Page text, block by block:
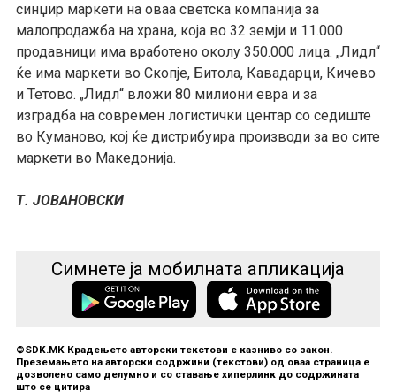
синџир маркети на оваа светска компанија за
малопродажба на храна, која во 32 земји и 11.000
продавници има вработено околу 350.000 лица. „Лидл“
ќе има маркети во Скопје, Битола, Кавадарци, Кичево
и Тетово. „Лидл“вложи 80 милиони евра и за
изградба на современ логистички центар со седиште
во Куманово, кој ќе дистрибуира производи за во сите
маркети во Македонија.
Т. ЈОВАНОВСКИ
Симнете ја мобилната апликација
©SDK.MK Крадењето авторски текстови е казниво со закон.
Преземањето на авторски содржини (текстови) од оваа страница е
дозволено само делумно и со ставање хиперлинк до содржината
што се цитира